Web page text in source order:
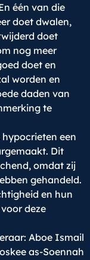
één van die
doet dwalen,
doet
nog meer
doet en
worden en
daden van
te
een
Dit
omdat zij
gehandeld.
en hun
deze
Aboe Ismail
as-Soennah